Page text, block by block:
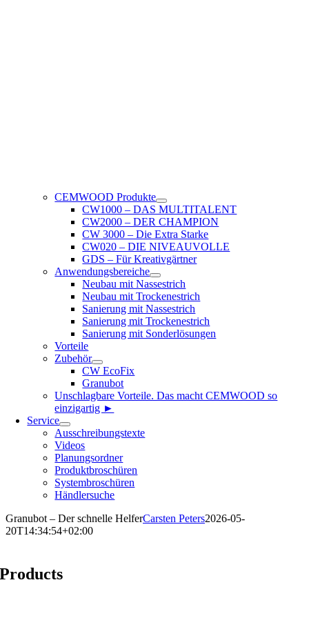
CEMWOOD Produkte
CW1000 – DAS MULTITALENT
CW2000 – DER CHAMPION
CW 3000 – Die Extra Starke
CW020 – DIE NIVEAUVOLLE
GDS – Für Kreativgärtner
Anwendungsbereiche
Neubau mit Nassestrich
Neubau mit Trockenestrich
Sanierung mit Nassestrich
Sanierung mit Trockenestrich
Sanierung mit Sonderlösungen
Vorteile
Zubehör
CW EcoFix
Granubot
Unschlagbare Vorteile. Das macht CEMWOOD so
einzigartig ►
Service
Ausschreibungstexte
Videos
Planungsordner
Produktbroschüren
Systembroschüren
Händlersuche
Granubot – Der schnelle HelferCarsten Peters2026-05-
20T14:34:54+02:00
Products